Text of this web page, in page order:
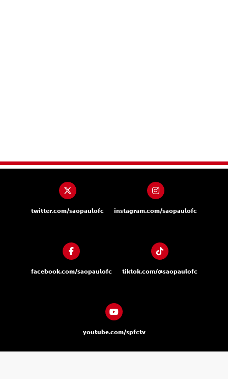
twitter.com/saopaulofc instagram.com/saopaulofc
facebook.com/saopaulofc tiktok.com/@saopaulofc
youtube.com/spfctv